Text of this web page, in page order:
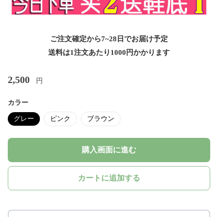
ご注文確定から7~28日でお届け予定
送料は1注文あたり 1000 円かかります
2,500 円
カラー
グレー ピンク ブラウン
購入画面に進む
カートに追加する